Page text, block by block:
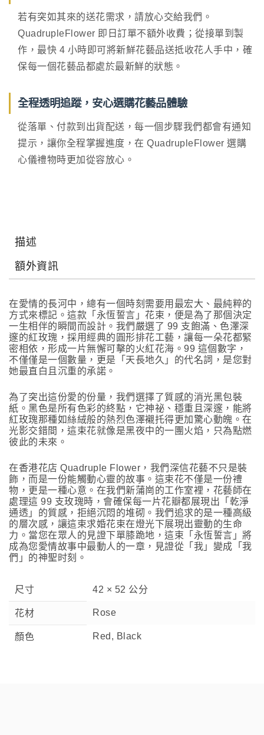
若有突如其來的送花需求，請放心交給我們。
QuadrupleFlower 即日訂單不額外收費；從接單到製
作，最快 4 小時即可將新鮮花藝品送抵收花人手中，確
保每一個花藝品都處於最新鮮的狀態。
全程透明追蹤，安心選購花藝品體驗
從落單、付款到出貨配送，每一個步驟我們都會有通知
提示，讓你全程掌握進度，在 QuadrupleFlower 選購
心儀禮物時更加從容放心。
描述
額外資訊
在愛情的長河中，總有一個時刻需要用最宏大、最純粹的
方式來標記。這款「永恆誓言」花束，便是為了那個決定
一生相伴的瞬間而設計。我們嚴選了 99 支飽滿、色澤深
邃的紅玫瑰，採用經典的圓形排花工藝，讓每一朵花都緊
密相依，形成一片無懈可擊的火紅花海。99 這個數字，
不僅僅是一個數量，更是「天長地久」的代名詞，是您對
她最直白且沉重的承諾。
為了突出這份愛的份量，我們選擇了質感的消光黑包裝
紙。黑色是所有色彩的終點，它神祕、穩重且深邃，能將
紅玫瑰那種如絲絨般的熱烈色澤襯托得更加驚心動魄。在
光影交錯間，這束花就像是黑夜中的一團火焰，只為點燃
彼此的未來。
在香港花店 Quadruple Flower，我們深信花藝不只是裝
飾，而是一份能觸動心靈的故事。這束花不僅是一份禮
物，更是一種心意。在我們新蒲崗的工作室裡，花藝師在
處理這 99 支玫瑰時，會確保每一片花瓣都展現出「乾淨
通透」的質感，拒絕沉悶的堆砌。我們追求的是一種高級
的層次感，讓這束求婚花束在燈光下展現出靈動的生命
力。當您在眾人的見證下單膝跪地，這束「永恆誓言」將
成為您愛情故事中最動人的一章，見證從「我」變成「我
們」的神聖时刻。
尺寸 42 × 52 公分
花材 Rose
顏色 Red, Black